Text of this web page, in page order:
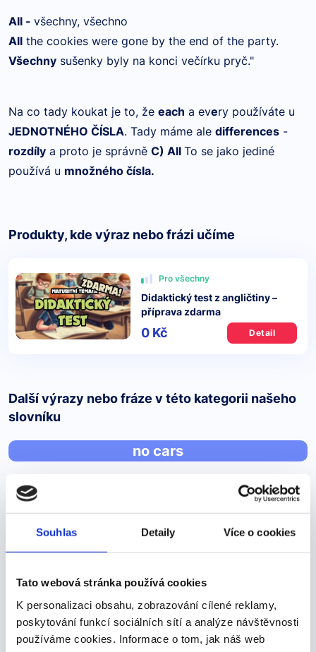
Souhlas Detaily Více o cookies
Tato webová stránka používá cookies
K personalizaci obsahu, zobrazování cílené reklamy,
poskytování funkcí sociálních sítí a analýze návštěvnosti
používáme cookies. Informace o tom, jak náš web
All - všechny, všechno
All the cookies were gone by the end of the party.
Všechny sušenky byly na konci večírku pryč."
Na co tady koukat je to, že each a every používáte u
JEDNOTNÉHO ČÍSLA. Tady máme ale differences -
rozdíly a proto je správně C) All To se jako jediné
používá u množného čísla.
Produkty, kde výraz nebo frázi učíme
Pro všechny
Didaktický test z angličtiny –
příprava zdarma
0 Kč Detail
Další výrazy nebo fráze v této kategorii našeho
slovníku
no cars
no cars
Pojďme se podívat na správné řešení
It is a peaceful island where there are almost no carsJe
B) not C) no Tady je důležité umět správně používat
ANY/NO - protože obojí může…